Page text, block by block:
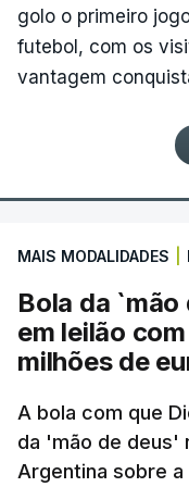
golo o primeiro
futebol, com os
vantagem
MAIS MODALIDADES
Bola da
em leilão
milhões de
A bola com que
da 'mão de deus'
Argentina sobre a